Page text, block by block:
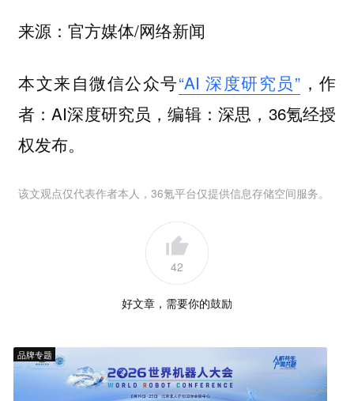
来源：官方媒体/网络新闻
本文来自微信公众号“AI 深度研究员”，作
者：AI深度研究员，编辑：深思，36氪经授
权发布。
该文观点仅代表作者本人，36氪平台仅提供信息存储空间服务。
42
好文章，需要你的鼓励
品牌专题